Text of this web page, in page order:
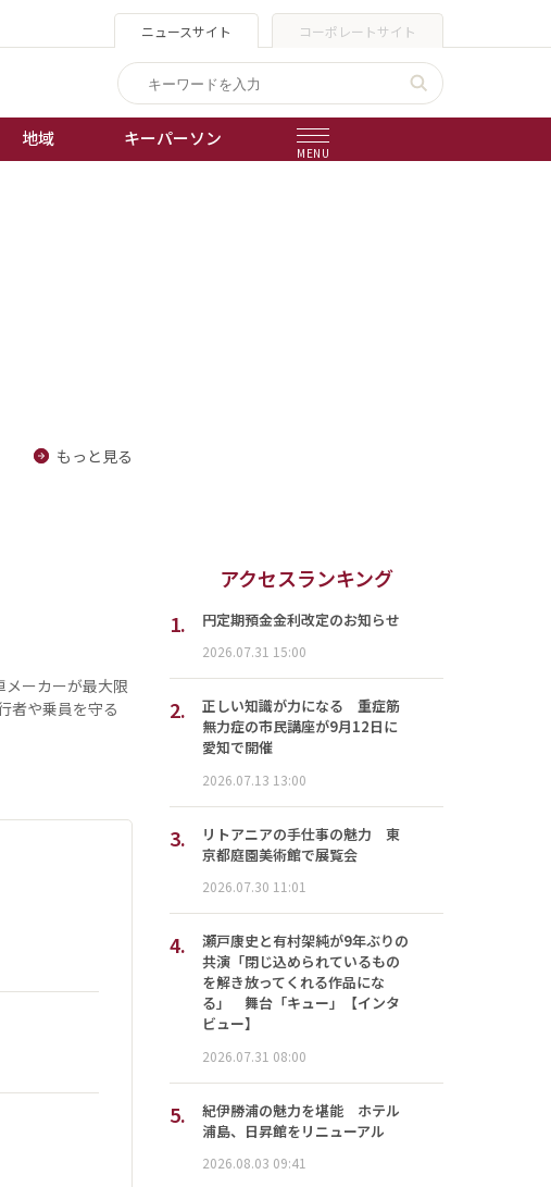
ニュースサイト コーポレートサイト
地域 キーパーソン
MENU
もっと見る
ーカーが最大限
者や乗員を守る
アクセスランキング
1.
円定期預金金利改定のお知らせ
2026.07.31 15:00
2.
正しい知識が力になる 重症筋
無力症の市民講座が9月12日に
愛知で開催
2026.07.13 13:00
3.
リトアニアの手仕事の魅力 東
京都庭園美術館で展覧会
2026.07.30 11:01
4.
瀬戸康史と有村架純が9年ぶりの
共演「閉じ込められているもの
を解き放ってくれる作品にな
る」 舞台「キュー」【インタ
ビュー】
2026.07.31 08:00
5.
紀伊勝浦の魅力を堪能 ホテル
浦島、日昇館をリニューアル
2026.08.03 09:41